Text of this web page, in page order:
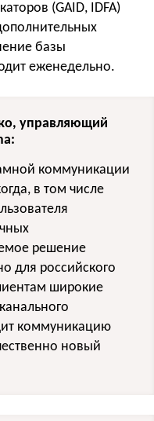
(GAID, IDFA)
базы
еженедельно.
управляющий
коммуникации
в том числе
решение
для российского
широкие
коммуникацию
новый